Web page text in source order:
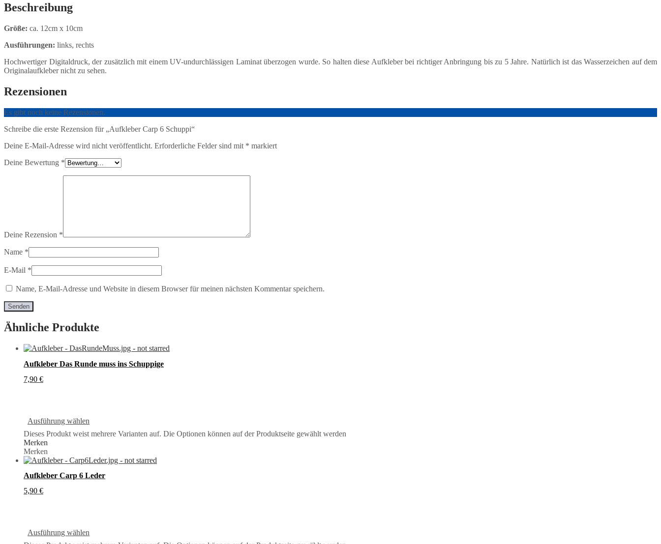
Beschreibung
Größe: ca. 12cm x 10cm
Ausführungen: links, rechts
Hochwertiger Digitaldruck, der zusätzlich mit einem UV-undurchlässigen Laminat überzogen wurde. So halten diese Aufkleber bei richtiger Anbringung bis zu 5 Jahre. Natürlich ist das Wasserzeichen auf dem
Originalaufkleber nicht zu sehen.
Rezensionen
Es gibt noch keine Rezensionen.
Schreibe die erste Rezension für „Aufkleber Carp 6 Schuppi“
Deine E-Mail-Adresse wird nicht veröffentlicht. Erforderliche Felder sind mit * markiert
Deine Bewertung *
Deine Rezension *
Name *
E-Mail *
Name, E-Mail-Adresse und Website in diesem Browser für meinen nächsten Kommentar speichern.
Ähnliche Produkte
Aufkleber Das Runde muss ins Schuppige
7,90 €
Ausführung wählen
Dieses Produkt weist mehrere Varianten auf. Die Optionen können auf der Produktseite gewählt werden
Merken
Merken
Aufkleber Carp 6 Leder
5,90 €
Ausführung wählen